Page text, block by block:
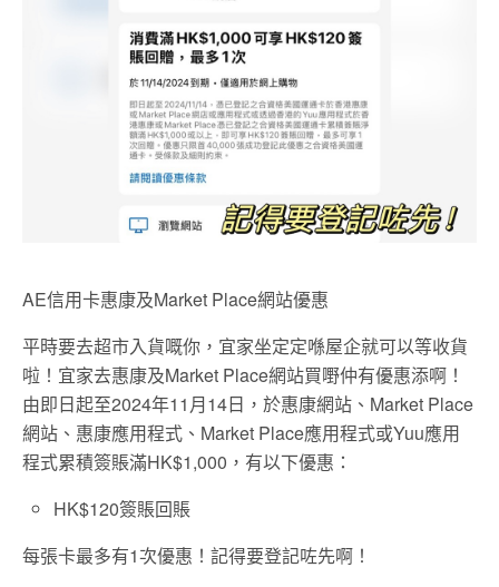
AE信用卡惠康及Market Place網站優惠
平時要去超市入貨嘅你，宜家坐定定喺屋企就可以等收貨
啦！宜家去惠康及Market Place網站買嘢仲有優惠添啊！
由即日起至2024年11月14日，於惠康網站、Market Place
網站、惠康應用程式、Market Place應用程式或Yuu應用
程式累積簽賬滿HK$1,000，有以下優惠：
HK$120簽賬回賬
每張卡最多有1次優惠！記得要登記咗先啊！